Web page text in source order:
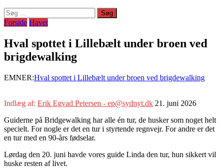
Søg
efter:
Forside Havet
Hval spottet i Lillebælt under broen ved
brigdewalking
EMNER:Hval spottet i Lillebælt under broen ved brigdewalking
Indlæg af: Erik Egvad Petersen - ep@sydnyt.dk 21. juni 2026
Guiderne på Bridgewalking har alle én tur, de husker som noget helt
specielt. For nogle er det en tur i styrtende regnvejr. For andre er det
en tur med en 90-års fødselar.
Lørdag den 20. juni havde vores guide Linda den tur, hun sikkert vil
huske resten af livet.